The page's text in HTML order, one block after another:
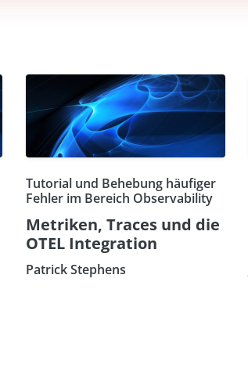
Tutorial und Behebung häufiger
Fehler im Bereich Observability
Metriken, Traces und die
OTEL Integration
Patrick Stephens